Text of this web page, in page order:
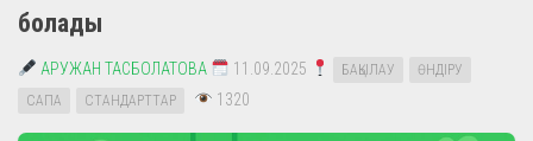
болады
АРУЖАН ТАСБОЛАТОВА 11.09.2025 БАҚЫЛАУ
ӨНДІРУ
САПА
СТАНДАРТТАР 1320